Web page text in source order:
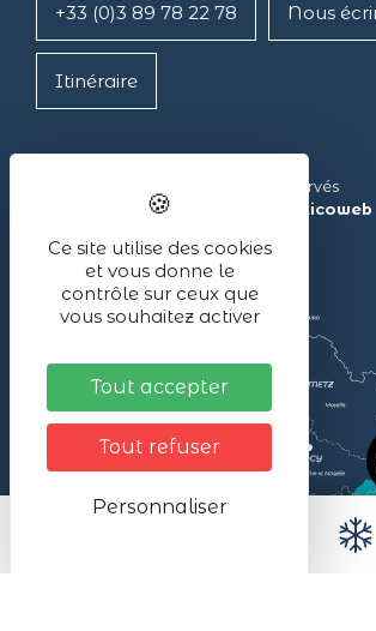
+33 (0)3 89 78 22 78 Nous
Itinéraire
Lac Blanc ©2024 – Tous droits réservés
Réalisé avec ❤ par l’agence
illicoweb
Ce site utilise des cookies
et vous donne le
contrôle sur ceux que
vous souhaitez activer
Tout accepter
Tout refuser
Personnaliser